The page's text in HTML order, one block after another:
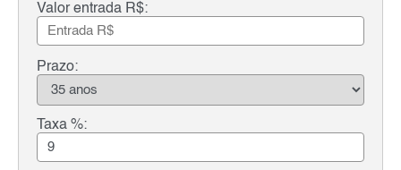
Valor entrada R$:
Prazo:
Taxa %: